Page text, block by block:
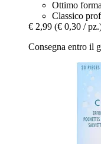
Ottimo
Classico
€ 2,99 (€ 0,30 /
Consegna entro il